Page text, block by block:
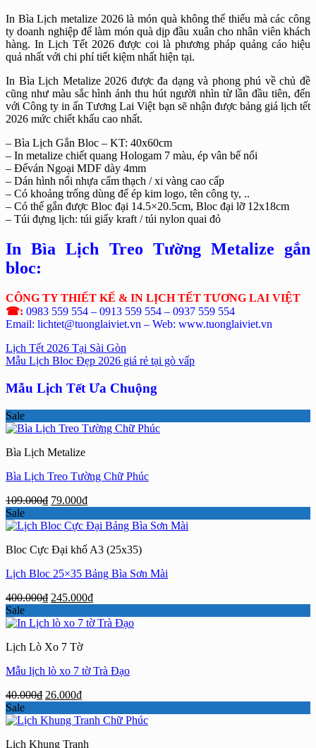
là:
109.000₫.
tại
là:
79.000₫.
In Bìa Lịch metalize 2026 là món quà không thể thiếu mà các công
ty doanh nghiệp để làm món quà dịp đầu xuân cho nhân viên khách
hàng. In Lịch Tết 2026 được coi là phương pháp quảng cáo hiệu
quả nhất với chi phí tiết kiệm nhất hiện tại.
In Bìa Lịch Metalize 2026 được đa dạng và phong phú về chủ đề
cũng như màu sắc hình ảnh thu hút người nhìn từ lần đầu tiên, đến
với Công ty in ấn Tương Lai Việt bạn sẽ nhận được bảng giá lịch tết
2026 mức chiết khấu cao nhất.
– Bìa Lịch Gắn Bloc – KT: 40x60cm
– In metalize chiết quang Hologam 7 màu, ép vân bế nổi
– Đếván Ngoại MDF dày 4mm
– Dán hình nổi nhựa cẩm thạch / xi vàng cao cấp
– Có khoảng trống dùng để ép kim logo, tên công ty, ..
– Có thể gắn được Bloc đại 14.5×20.5cm, Bloc đại lỡ 12x18cm
– Túi đựng lịch: túi giấy kraft / túi nylon quai đỏ
In Bìa Lịch Treo Tường Metalize gắn
bloc:
CÔNG TY THIẾT KẾ & IN LỊCH TẾT TƯƠNG LAI VIỆT
☎: 0983 559 554 – 0913 559 554 – 0937 559 554
Email: lichtet@tuonglaiviet.vn – Web: www.tuonglaiviet.vn
Lịch Tết 2026 Tại Sài Gòn
Mẫu Lịch Bloc Đẹp 2026 giá rẻ tại gò vấp
Mẫu Lịch Tết Ưa Chuộng
Sale
Bìa Lịch Metalize
Bìa Lịch Treo Tường Chữ Phúc
109.000₫ Giá
là:
79.000₫Giá
tại
79.000₫.
Sale
Bloc Cực Đại khổ A3 (25x35)
Lịch Bloc 25×35 Bảng Bìa Sơn Mài
400.000₫ Giá
là:
245.000₫Giá
tại
Sale
Lịch Lò Xo 7 Tờ
Mẫu lịch lò xo 7 tờ Trà Đạo
40.000₫ Giá
là:
26.000₫Giá
tại
26.000₫.
Sale
Lịch Khung Tranh